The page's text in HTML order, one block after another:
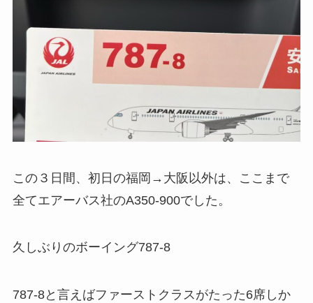
この３日間、初日の福岡→大阪以外は、ここまで
全てエアーバス社のA350-900でした。
久しぶりのボーイング787-8
787-8と言えばファーストクラスがたった6席しか